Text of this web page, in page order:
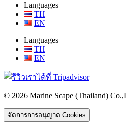
Languages
TH
EN
Languages
TH
EN
© 2026 Marine Scape (Thailand)
จัดการการอนุญาต Cookies